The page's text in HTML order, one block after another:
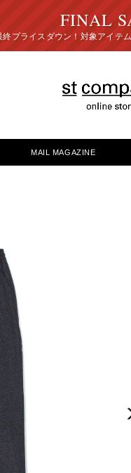
FINAL
！対象アイテム
MAIL MAGAZINE